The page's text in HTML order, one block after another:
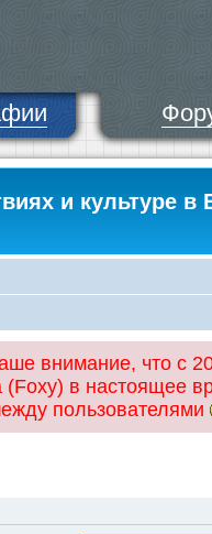
и культуре в
внимание, что с
в настоящее
пользователями